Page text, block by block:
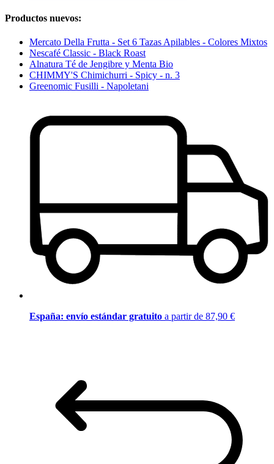
Productos nuevos:
Mercato Della Frutta - Set 6 Tazas Apilables - Colores Mixtos
Nescafé Classic - Black Roast
Alnatura Té de Jengibre y Menta Bio
CHIMMY'S Chimichurri - Spicy - n. 3
Greenomic Fusilli - Napoletani
España: envío estándar gratuito a partir de 87,90 €